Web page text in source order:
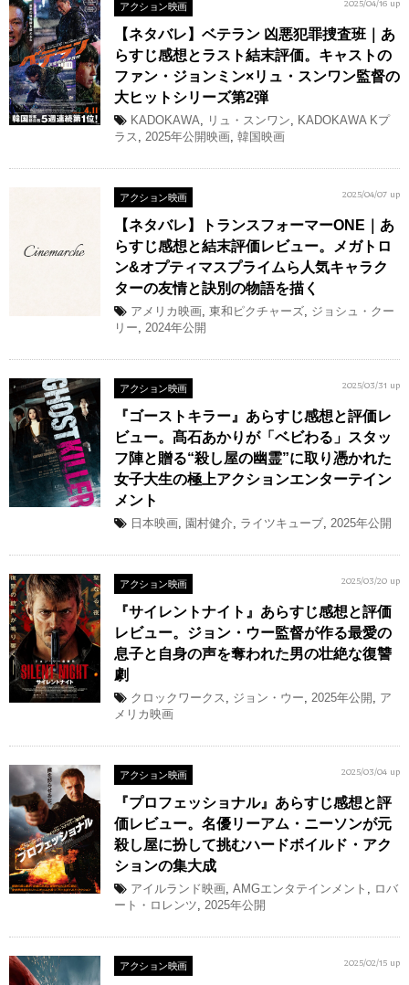
アクション映画 2025/04/16 up
【ネタバレ】ベテラン 凶悪犯罪捜査班｜あ
らすじ感想とラスト結末評価。キャストの
ファン・ジョンミン×リュ・スンワン監督の
大ヒットシリーズ第2弾
KADOKAWA, リュ・スンワン, KADOKAWA Kプ
ラス , 2025年公開映画, 韓国映画
アクション映画 2025/04/07 up
【ネタバレ】トランスフォーマーONE｜あ
らすじ感想と結末評価レビュー。メガトロ
ン&オプティマスプライムら人気キャラク
ターの友情と訣別の物語を描く
アメリカ映画, 東和ピクチャーズ, ジョシュ・クー
リー, 2024年公開
アクション映画 2025/03/31 up
『ゴーストキラー』あらすじ感想と評価レ
ビュー。髙石あかりが「ベビわる」スタッ
フ陣と贈る“殺し屋の幽霊”に取り憑かれた
女子大生の極上アクションエンターテイン
メント
日本映画, 園村健介, ライツキューブ, 2025年公開
アクション映画 2025/03/20 up
『サイレントナイト』あらすじ感想と評価
レビュー。ジョン・ウー監督が作る最愛の
息子と自身の声を奪われた男の壮絶な復讐
劇
クロックワークス , ジョン・ウー, 2025年公開 , ア
メリカ映画
アクション映画 2025/03/04 up
『プロフェッショナル』あらすじ感想と評
価レビュー。名優リーアム・ニーソンが元
殺し屋に扮して挑むハードボイルド・アク
ションの集大成
アイルランド映画, AMGエンタテインメント , ロバ
ート・ロレンツ, 2025年公開
アクション映画 2025/02/15 up